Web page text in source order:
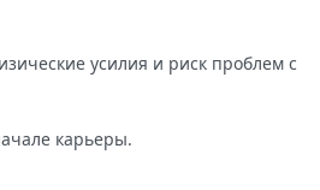
усилия и риск проблем с
карьеры.